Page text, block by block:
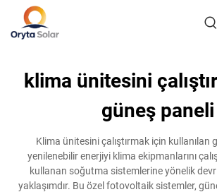
klima ünitesini
güneş paneli
Klima ünitesini çalıştırmak için kullanılan
yenilenebilir enerjiyi klima ekipmanlarını
kullanan soğutma sistemlerine yönelik
yaklaşımdır. Bu özel fotovoltaik sistemler,